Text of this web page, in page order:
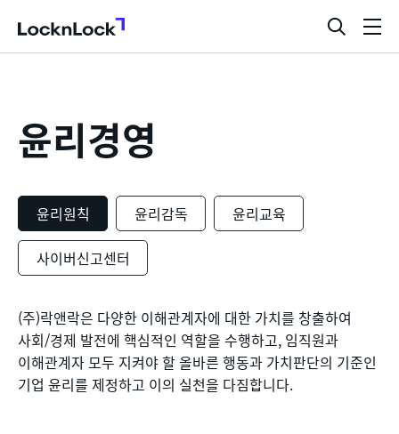
LocknLock
검
색
윤리경영
윤리원칙 윤리감독 윤리교육
사이버신고센터
윤
리
원
(주)락앤락은 다양한 이해관계자에 대한 가치를 창출하여
사회/경제 발전에 핵심적인 역할을 수행하고, 임직원과
이해관계자 모두 지켜야 할 올바른 행동과 가치판단의 기준인
기업 윤리를 제정하고 이의 실천을 다짐합니다.